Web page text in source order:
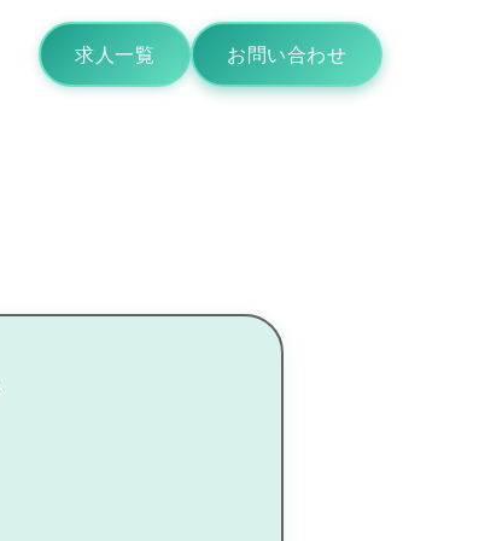
求人一覧 お問い合わせ